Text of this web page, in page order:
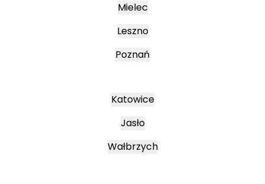
Mielec
Leszno
Poznań
Katowice
Jasło
Wałbrzych